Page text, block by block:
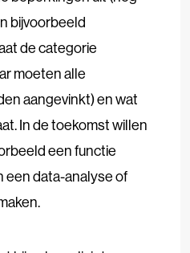
bijvoorbeeld
de categorie
moeten alle
aangevinkt) en wat
In de toekomst willen
een functie
een data-analyse of